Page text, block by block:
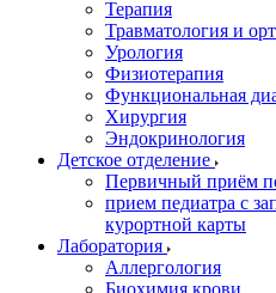
Терапия
Травматология и
Урология
Физиотерапия
Функциональная
Хирургия
Эндокринология
Детское отделение
Первичный приём
прием педиатра с
курортной карты
Лаборатория
Аллергология
Биохимия крови